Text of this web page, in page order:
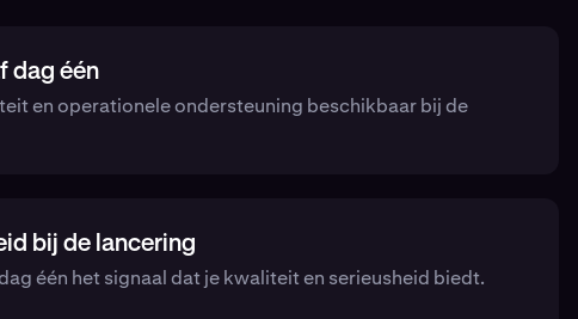
dag één
en operationele ondersteuning beschikbaar bij de
bij de lancering
één het signaal dat je kwaliteit en serieusheid biedt.